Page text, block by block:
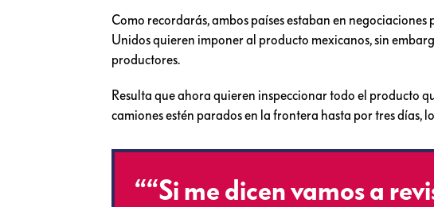
Como recordarás, ambos países estaban en
Unidos quieren imponer al producto mexicanos, sin
productores.
Resulta que ahora quieren inspeccionar todo el producto
camiones estén parados en la frontera hasta por tres días,
““Si me dicen vamos a